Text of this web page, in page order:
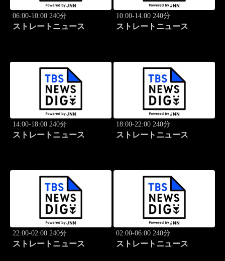
06:00-10:00 240分
ストレートニュース
10:00-14:00 240分
ストレートニュース
14:00-18:00 240分
ストレートニュース
18:00-22:00 240分
ストレートニュース
22:00-02:00 240分
ストレートニュース
02:00-06:00 240分
ストレートニュース